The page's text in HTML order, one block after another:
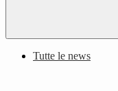
Tutte le news